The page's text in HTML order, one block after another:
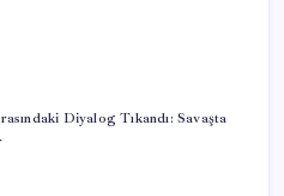
Diyalog Tıkandı: Savaşta